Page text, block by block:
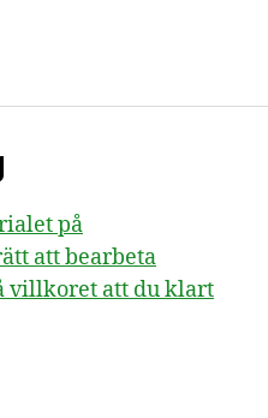
på
att bearbeta
villkoret att du klart